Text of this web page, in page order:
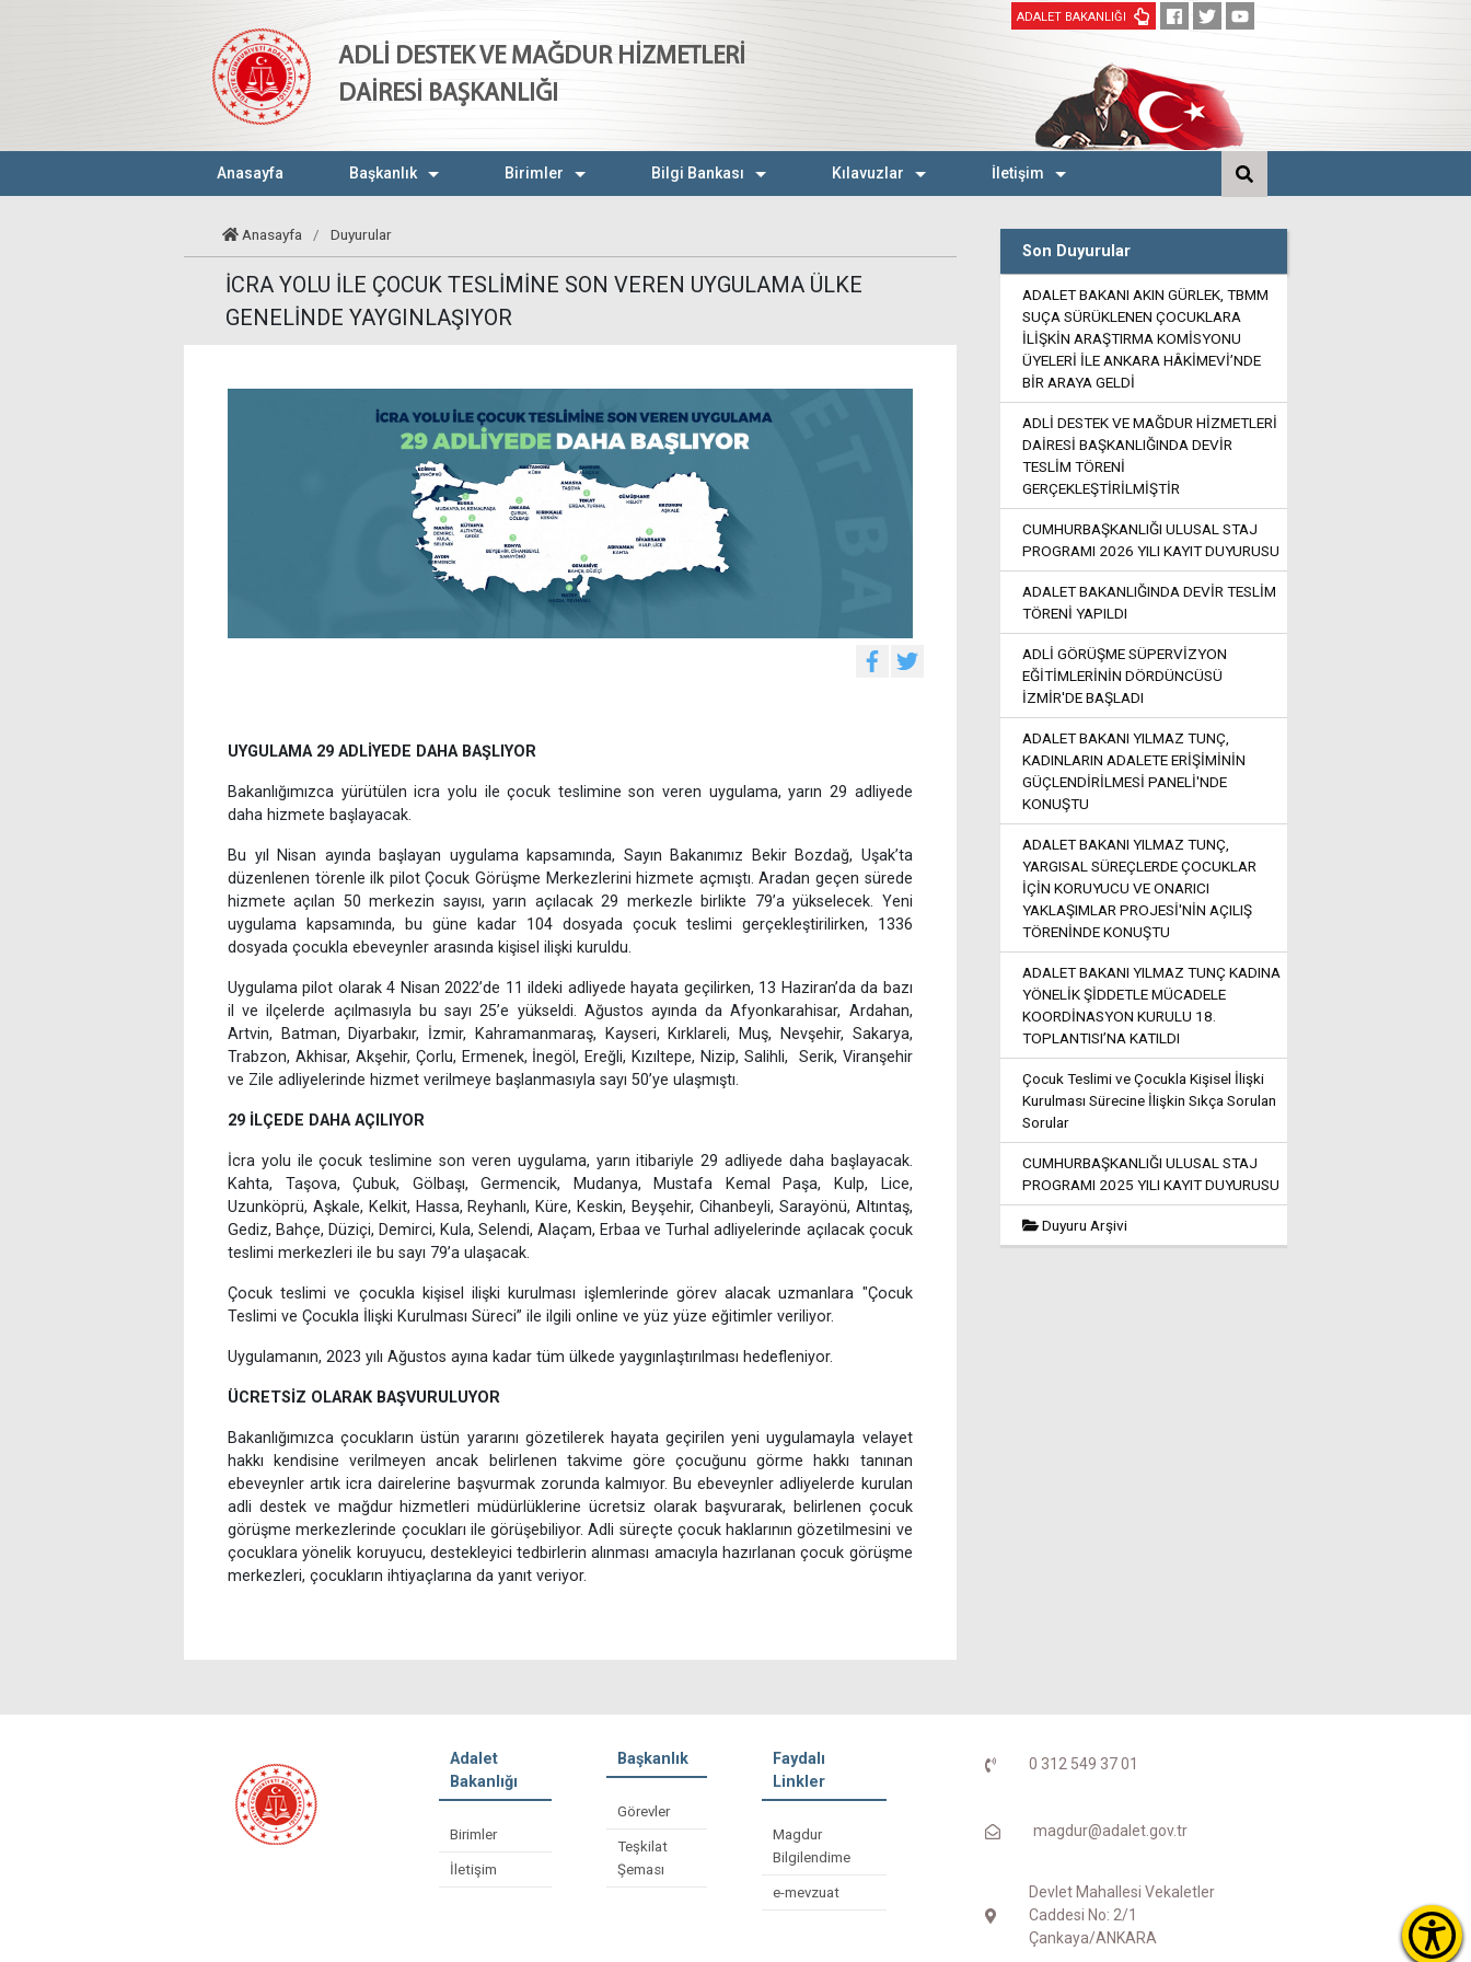
ADLİ DESTEK VE MAĞDUR HİZMETLERİ
DAİRESİ BAŞKANLIĞI
ADALET BAKANLIĞI
Anasayfa Başkanlık Birimler Bilgi Bankası Kılavuzlar İletişim
Anasayfa / Duyurular
İCRA YOLU İLE ÇOCUK TESLİMİNE SON VEREN UYGULAMA ÜLKE
GENELİNDE YAYGINLAŞIYOR
UYGULAMA 29 ADLİYEDE DAHA BAŞLIYOR
Bakanlığımızca yürütülen icra yolu ile çocuk teslimine son veren uygulama, yarın 29 adliyede
daha hizmete başlayacak.
Bu yıl Nisan ayında başlayan uygulama kapsamında, Sayın Bakanımız Bekir Bozdağ, Uşak’ta
düzenlenen törenle ilk pilot Çocuk Görüşme Merkezlerini hizmete açmıştı. Aradan geçen sürede
hizmete açılan 50 merkezin sayısı, yarın açılacak 29 merkezle birlikte 79’a yükselecek. Yeni
uygulama kapsamında, bu güne kadar 104 dosyada çocuk teslimi gerçekleştirilirken, 1336
dosyada çocukla ebeveynler arasında kişisel ilişki kuruldu.
Uygulama pilot olarak 4 Nisan 2022’de 11 ildeki adliyede hayata geçilirken, 13 Haziran’da da bazı
il ve ilçelerde açılmasıyla bu sayı 25’e yükseldi. Ağustos ayında da Afyonkarahisar, Ardahan,
Artvin, Batman, Diyarbakır, İzmir, Kahramanmaraş, Kayseri, Kırklareli, Muş, Nevşehir, Sakarya,
Trabzon, Akhisar, Akşehir, Çorlu, Ermenek, İnegöl, Ereğli, Kızıltepe, Nizip, Salihli, Serik, Viranşehir
ve Zile adliyelerinde hizmet verilmeye başlanmasıyla sayı 50’ye ulaşmıştı.
29 İLÇEDE DAHA AÇILIYOR
İcra yolu ile çocuk teslimine son veren uygulama, yarın itibariyle 29 adliyede daha başlayacak.
Kahta, Taşova, Çubuk, Gölbaşı, Germencik, Mudanya, Mustafa Kemal Paşa, Kulp, Lice,
Uzunköprü, Aşkale, Kelkit, Hassa, Reyhanlı, Küre, Keskin, Beyşehir, Cihanbeyli, Sarayönü, Altıntaş,
Gediz, Bahçe, Düziçi, Demirci, Kula, Selendi, Alaçam, Erbaa ve Turhal adliyelerinde açılacak çocuk
teslimi merkezleri ile bu sayı 79’a ulaşacak.
Çocuk teslimi ve çocukla kişisel ilişki kurulması işlemlerinde görev alacak uzmanlara "Çocuk
Teslimi ve Çocukla İlişki Kurulması Süreci” ile ilgili online ve yüz yüze eğitimler veriliyor.
Uygulamanın, 2023 yılı Ağustos ayına kadar tüm ülkede yaygınlaştırılması hedefleniyor.
ÜCRETSİZ OLARAK BAŞVURULUYOR
Bakanlığımızca çocukların üstün yararını gözetilerek hayata geçirilen yeni uygulamayla velayet
hakkı kendisine verilmeyen ancak belirlenen takvime göre çocuğunu görme hakkı tanınan
ebeveynler artık icra dairelerine başvurmak zorunda kalmıyor. Bu ebeveynler adliyelerde kurulan
adli destek ve mağdur hizmetleri müdürlüklerine ücretsiz olarak başvurarak, belirlenen çocuk
görüşme merkezlerinde çocukları ile görüşebiliyor. Adli süreçte çocuk haklarının gözetilmesini ve
çocuklara yönelik koruyucu, destekleyici tedbirlerin alınması amacıyla hazırlanan çocuk görüşme
merkezleri, çocukların ihtiyaçlarına da yanıt veriyor.
Son Duyurular
ADALET BAKANI AKIN GÜRLEK, TBMM
SUÇA SÜRÜKLENEN ÇOCUKLARA
İLİŞKİN ARAŞTIRMA KOMİSYONU
ÜYELERİ İLE ANKARA HÂKİMEVİ’NDE
BİR ARAYA GELDİ
ADLİ DESTEK VE MAĞDUR HİZMETLERİ
DAİRESİ BAŞKANLIĞINDA DEVİR
TESLİM TÖRENİ
GERÇEKLEŞTİRİLMİŞTİR
CUMHURBAŞKANLIĞI ULUSAL STAJ
PROGRAMI 2026 YILI KAYIT DUYURUSU
ADALET BAKANLIĞINDA DEVİR TESLİM
TÖRENİ YAPILDI
ADLİ GÖRÜŞME SÜPERVİZYON
EĞİTİMLERİNİN DÖRDÜNCÜSÜ
İZMİR'DE BAŞLADI
ADALET BAKANI YILMAZ TUNÇ,
KADINLARIN ADALETE ERİŞİMİNİN
GÜÇLENDİRİLMESİ PANELİ'NDE
KONUŞTU
ADALET BAKANI YILMAZ TUNÇ,
YARGISAL SÜREÇLERDE ÇOCUKLAR
İÇİN KORUYUCU VE ONARICI
YAKLAŞIMLAR PROJESİ'NİN AÇILIŞ
TÖRENİNDE KONUŞTU
ADALET BAKANI YILMAZ TUNÇ KADINA
YÖNELİK ŞİDDETLE MÜCADELE
KOORDİNASYON KURULU 18.
TOPLANTISI’NA KATILDI
Çocuk Teslimi ve Çocukla Kişisel İlişki
Kurulması Sürecine İlişkin Sıkça Sorulan
Sorular
CUMHURBAŞKANLIĞI ULUSAL STAJ
PROGRAMI 2025 YILI KAYIT DUYURUSU
Duyuru Arşivi
Adalet
Bakanlığı
Birimler
İletişim
Başkanlık
Görevler
Teşkilat
Şeması
Faydalı
Linkler
Magdur
Bilgilendime
e-mevzuat
0 312 549 37 01
magdur@adalet.gov.tr
Devlet Mahallesi Vekaletler
Caddesi No: 2/1
Çankaya/ANKARA